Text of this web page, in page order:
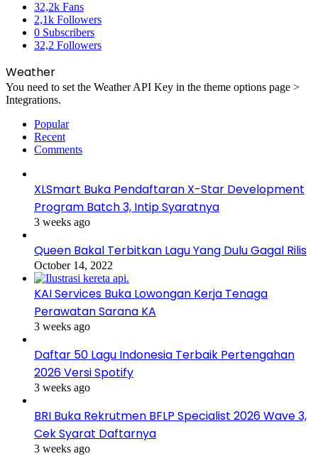
32,2k Fans
2,1k Followers
0 Subscribers
32,2 Followers
Weather
You need to set the Weather API Key in the theme options page >
Integrations.
Popular
Recent
Comments
XLSmart Buka Pendaftaran X-Star Development
Program Batch 3, Intip Syaratnya
3 weeks ago
Queen Bakal Terbitkan Lagu Yang Dulu Gagal Rilis
October 14, 2022
KAI Services Buka Lowongan Kerja Tenaga
Perawatan Sarana KA
3 weeks ago
Daftar 50 Lagu Indonesia Terbaik Pertengahan
2026 Versi Spotify
3 weeks ago
BRI Buka Rekrutmen BFLP Specialist 2026 Wave 3,
Cek Syarat Daftarnya
3 weeks ago